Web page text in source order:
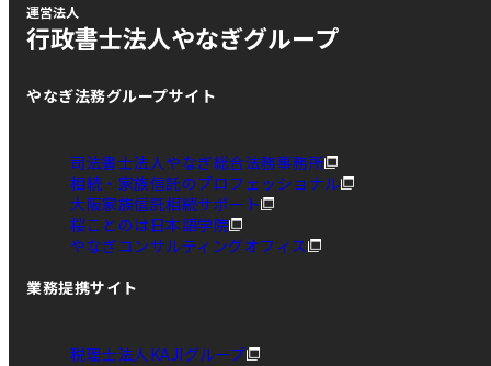
運営法人
行政書士法人やなぎグループ
やなぎ法務グループサイト
司法書士法人やなぎ総合法務事務所
相続・家族信託のプロフェッショナル
大阪家族信託相続サポート
桜ことのは日本語学院
やなぎコンサルティングオフィス
業務提携サイト
税理士法人KAJIグループ